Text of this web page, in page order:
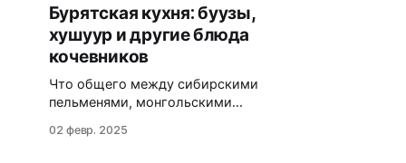
ваш следующий обед стал
гастрономическим хитом. Почему
буузы — это не просто еда, а
вы
Бурятская кухня: буузы,
хушуур и другие блюда
кочевников
Что общего между сибирскими
пельменями, монгольскими
тибетскими монахами? Ответ —
02 февр. 2025